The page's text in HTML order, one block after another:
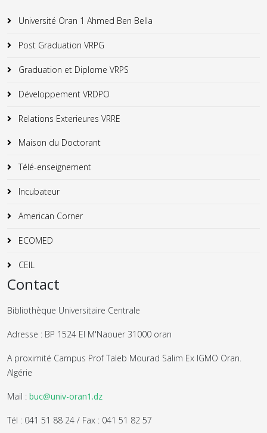
Université Oran 1 Ahmed Ben Bella
Post Graduation VRPG
Graduation et Diplome VRPS
Développement VRDPO
Relations Exterieures VRRE
Maison du Doctorant
Télé-enseignement
Incubateur
American Corner
ECOMED
CEIL
Contact
Bibliothèque Universitaire Centrale
Adresse : BP 1524 El M'Naouer 31000 oran
A proximité Campus Prof Taleb Mourad Salim Ex IGMO Oran.
Algérie
Mail : buc@univ-oran1.dz
Tél : 041 51 88 24 / Fax : 041 51 82 57